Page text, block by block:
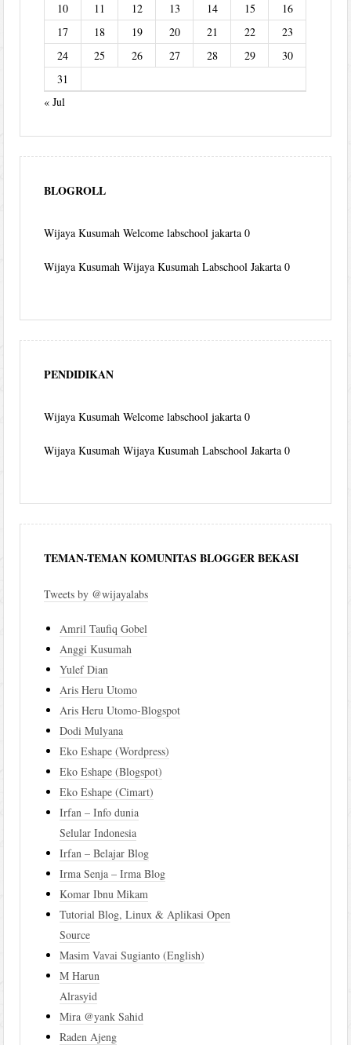
10
11 12 13 14 15
16
17
18 19 20 21 22
23
24
25 26 27 28 29
30
31
« Jul
BLOGROLL
Wijaya Kusumah Welcome labschool jakarta 0
Wijaya Kusumah Wijaya Kusumah Labschool Jakarta 0
PENDIDIKAN
Wijaya Kusumah Welcome labschool jakarta 0
Wijaya Kusumah Wijaya Kusumah Labschool Jakarta 0
TEMAN-TEMAN KOMUNITAS BLOGGER BEKASI
Tweets by @wijayalabs
Amril Taufiq Gobel
Anggi Kusumah
Yulef Dian
Aris Heru Utomo
Aris Heru Utomo-Blogspot
Dodi Mulyana
Eko Eshape (Wordpress)
Eko Eshape (Blogspot)
Eko Eshape (Cimart)
Irfan – Info dunia
Selular Indonesia
Irfan – Belajar Blog
Irma Senja – Irma Blog
Komar Ibnu Mikam
Tutorial Blog, Linux & Aplikasi Open
Source
Masim Vavai Sugianto (English)
M Harun
Alrasyid
Mira @yank Sahid
Raden Ajeng